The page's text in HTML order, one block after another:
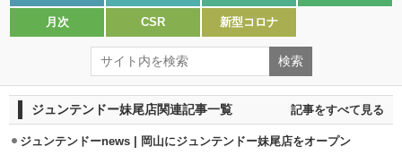
月次 CSR 新型コロナ
ジュンテンドー妹尾店関連記事一覧 記事をすべて見る
ジュンテンドーnews | 岡山にジュンテンドー妹尾店をオープン